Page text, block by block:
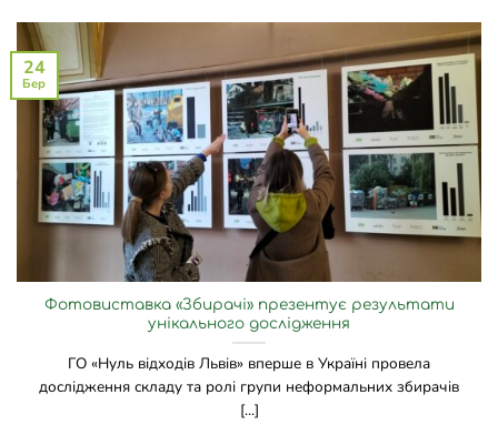
Фотовиставка «Збирачі» презентує результати
унікального дослідження
ГО «Нуль відходів Львів» вперше в Україні провела
дослідження складу та ролі групи неформальних збирачів
[...]
24
Бер